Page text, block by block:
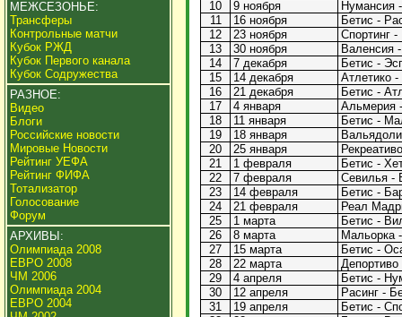
МЕЖСЕЗОНЬЕ:
Трансферы
Контрольные матчи
Кубок РЖД
Кубок Первого канала
Кубок Содружества
РАЗНОЕ:
Видео
Блоги
Российские новости
Мировые Новости
Рейтинг УЕФА
Рейтинг ФИФА
Тотализатор
Голосование
Форум
АРХИВЫ:
Олимпиада 2008
ЕВРО 2008
ЧМ 2006
Олимпиада 2004
ЕВРО 2004
10
9 ноября
Нумансия
11
16 ноября
Бетис -
12
23 ноября
Спортинг
13
30 ноября
Валенсия
14
7 декабря
Бетис -
15
14 декабря
Атлетико
16
21 декабря
Бетис -
17
4 января
Альмерия
18
11 января
Бетис -
19
18 января
20
25 января
21
1 февраля
Бетис -
22
7 февраля
Севилья -
23
14 февраля
Бетис -
24
21 февраля
Реал
25
1 марта
Бетис -
26
8 марта
Мальорка
27
15 марта
Бетис -
28
22 марта
29
4 апреля
Бетис -
30
12 апреля
Расинг -
31
19 апреля
Бетис -